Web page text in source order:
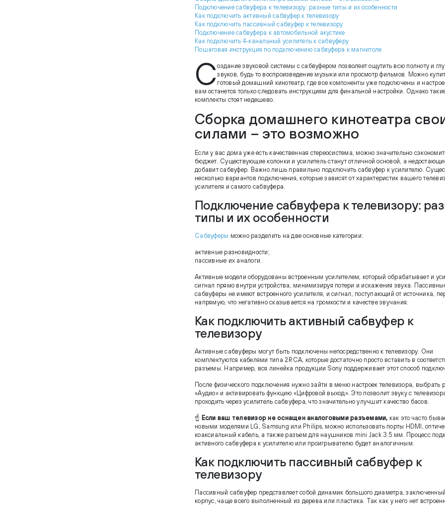
Подключение сабвуфера к телевизору: разные типы и их особенности
Как подключить активный сабвуфер к телевизору
Как подключить пассивный сабвуфер к телевизору
Подключение сабвуфера к автомобильной акустике
Как подключить 4-канальный усилитель к сабвуферу
Пошаговая инструкция по подключению сабвуфера к магнитоле
Создание звуковой системы с сабвуфером позволяет ощутить всю полноту и
звуков, будь то воспроизведение музыки или просмотр фильмов. Можно
готовый домашний кинотеатр, где все компоненты уже подключены и
вам останется только следовать инструкциям для финальной настройки. Однако
комплекты стоят недешево.
Сборка домашнего кинотеатра
силами – это возможно
Если у вас дома уже есть качественная стереосистема, можно значительно
бюджет. Существующие колонки и усилитель станут отличной основой, а
добавит сабвуфер. Важно лишь правильно подключить сабвуфер к усилителю.
несколько вариантов подключения, которые зависят от характеристик вашего
усилителя и самого сабвуфера.
Подключение сабвуфера к телевизору:
типы и их особенности
Сабвуферы можно разделить на две основные категории:
активные разновидности;
пассивные их аналоги.
Активные модели оборудованы встроенным усилителем, который обрабатывает и
сигнал прямо внутри устройства, минимизируя потери и искажения звука.
сабвуферы не имеют встроенного усилителя, и сигнал, поступающий от источника,
напрямую, что негативно сказывается на громкости и качестве звучания.
Как подключить активный сабвуфер к
телевизору
Активные сабвуферы могут быть подключены непосредственно к телевизору. Они
комплектуются кабелями типа 2RCA, которые достаточно просто вставить в
разъемы. Например, вся линейка продукции Sony поддерживает этот способ
После физического подключения нужно зайти в меню настроек телевизора, выбрать
«Аудио» и активировать функцию «Цифровой выход». Это позволит звуку с
проходить через усилитель сабвуфера, что значительно улучшит качество басов.
☝ Если ваш телевизор не оснащен аналоговыми разъемами, как это часто
новыми моделями LG, Samsung или Philips, можно использовать порты HDMI,
коаксиальный кабель, а также разъем для наушников mini Jack 3.5 мм. Процесс
активного сабвуфера к усилителю или проигрывателю будет аналогичным.
Как подключить пассивный сабвуфер к
телевизору
Пассивный сабвуфер представляет собой динамик большого диаметра,
корпус, чаще всего выполненный из дерева или пластика. Так как у него нет